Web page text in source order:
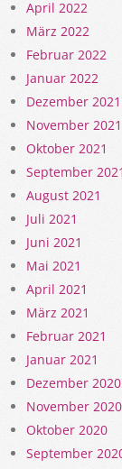
April 2022
März 2022
Februar 2022
Januar 2022
Dezember 2021
November 2021
Oktober 2021
September 2021
August 2021
Juli 2021
Juni 2021
Mai 2021
April 2021
März 2021
Februar 2021
Januar 2021
Dezember 2020
November 2020
Oktober 2020
September